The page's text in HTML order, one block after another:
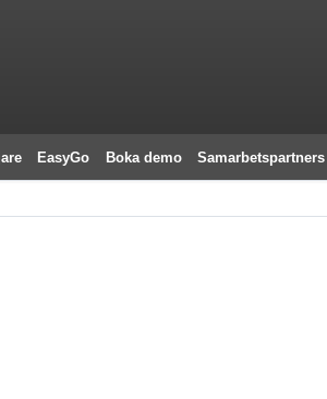
EasyGo Boka demo Samarbetspartners